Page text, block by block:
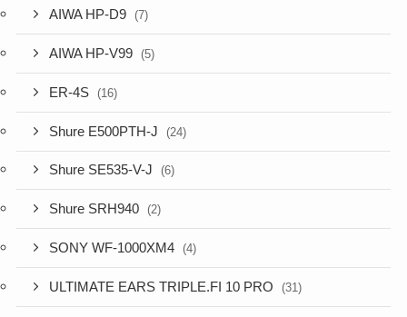
AIWA HP-D9 (7)
AIWA HP-V99 (5)
ER-4S (16)
Shure E500PTH-J (24)
Shure SE535-V-J (6)
Shure SRH940 (2)
SONY WF-1000XM4 (4)
ULTIMATE EARS TRIPLE.FI 10 PRO (31)